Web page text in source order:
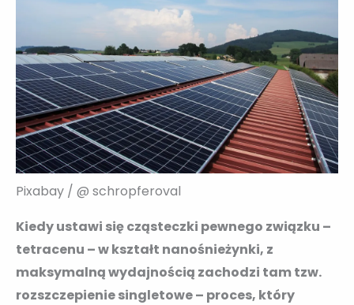
Pixabay / @ schropferoval
Kiedy ustawi się cząsteczki pewnego związku –
tetracenu – w kształt nanośnieżynki, z
maksymalną wydajnością zachodzi tam tzw.
rozszczepienie singletowe – proces, który